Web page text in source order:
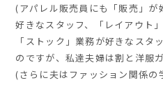
(アパレル販売員にも「販売」
好きなスタッフ、「レイアウト
「ストック」業務が好きなスタ
のですが、私達夫婦は割と 洋服
(さらに夫はファッション関係の